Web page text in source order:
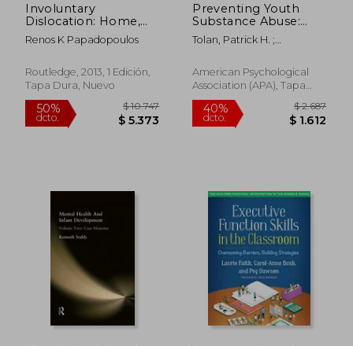
40%
dcto.
$ 8.260
$ 4.956
50%
dcto.
Involuntary
Dislocation: Home,
Trauma, Resilience
and Adversity-
Development (en
Inglés)
Renos K Papadopoulos
Routledge, 2013, 1 Edición,
Tapa Dura, Nuevo
Preventing Youth
Substance Abuse:
Science-Based
Programs for
Adolescents (en
Inglés)
Tolan, Patrick H. ;
Sambrano, Soledad
American Psychological
Association (APA), Tapa
Dura, Nuevo